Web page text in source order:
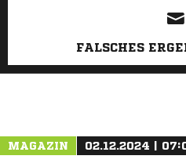
FALSCHES
MAGAZIN 02.12.2024 |